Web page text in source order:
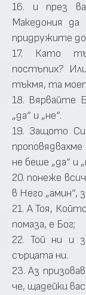
16. и през
Македония
придружите
17. Като
постъпих?
тъкмя, та
18. Вярвайте
„да“ и „не“.
19. Защото
не беше „да“ и
20. понеже
в Него „амин“,
21. А Тоя,
помаза, е Бог;
22. Той ни и
сърцата ни.
23. Аз
че, щадейки